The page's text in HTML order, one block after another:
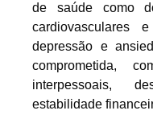
de saúde como
cardiovasculares
depressão e
comprometida,
interpessoais,
estabilidade